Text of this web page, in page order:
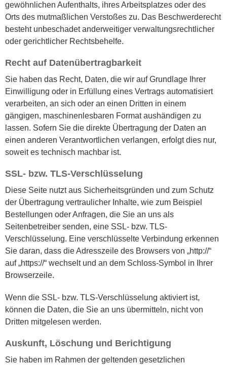
gewöhnlichen Aufenthalts, ihres Arbeitsplatzes oder des
Orts des mutmaßlichen Verstoßes zu. Das Beschwerderecht
besteht unbeschadet anderweitiger verwaltungsrechtlicher
oder gerichtlicher Rechtsbehelfe.
Recht auf Datenübertragbarkeit
Sie haben das Recht, Daten, die wir auf Grundlage Ihrer
Einwilligung oder in Erfüllung eines Vertrags automatisiert
verarbeiten, an sich oder an einen Dritten in einem
gängigen, maschinenlesbaren Format aushändigen zu
lassen. Sofern Sie die direkte Übertragung der Daten an
einen anderen Verantwortlichen verlangen, erfolgt dies nur,
soweit es technisch machbar ist.
SSL- bzw. TLS-Verschlüsselung
Diese Seite nutzt aus Sicherheitsgründen und zum Schutz
der Übertragung vertraulicher Inhalte, wie zum Beispiel
Bestellungen oder Anfragen, die Sie an uns als
Seitenbetreiber senden, eine SSL- bzw. TLS-
Verschlüsselung. Eine verschlüsselte Verbindung erkennen
Sie daran, dass die Adresszeile des Browsers von „http://“
auf „https://“ wechselt und an dem Schloss-Symbol in Ihrer
Browserzeile.
Wenn die SSL- bzw. TLS-Verschlüsselung aktiviert ist,
können die Daten, die Sie an uns übermitteln, nicht von
Dritten mitgelesen werden.
Auskunft, Löschung und Berichtigung
Sie haben im Rahmen der geltenden gesetzlichen